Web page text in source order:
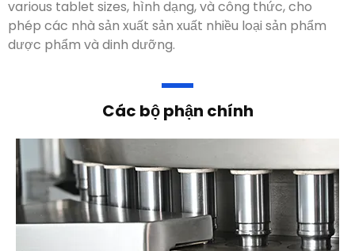
phép các nhà sản xuất sản xuất nhiều loại sản phẩm
dược phẩm và dinh dưỡng.
Các bộ phận chính